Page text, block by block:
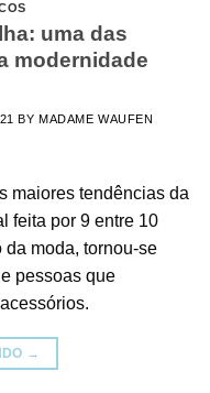
uma das
modernidade
BYMADAME WAUFEN
maiores tendências da
feita por 9 entre 10
moda, tornou-se
pessoas que
→